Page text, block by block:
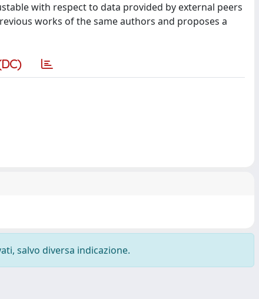
with respect to data provided by external peers
works of the same authors and proposes a
salvo diversa indicazione.